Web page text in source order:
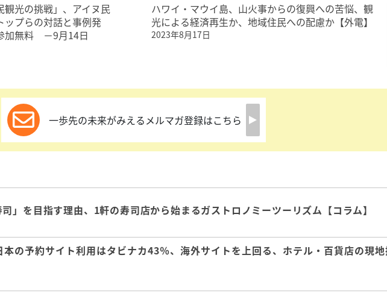
光の挑戦」、アイヌ民
プらの対話と事例発
加無料 －9月14日
ハワイ・マウイ島、山火事からの復興への苦悩、観
光による経済再生か、地域住民への配慮か【外電】
2023年8月17日
一歩先の未来がみえるメルマガ登録はこちら
」を目指す理由、1軒の寿司店から始まるガストロノミーツーリズム【コラム】
の予約サイト利用はタビナカ43％、海外サイトを上回る、ホテル・百貨店の現